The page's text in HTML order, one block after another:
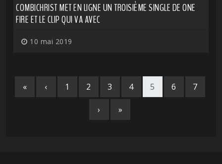
COMBICHRIST MET EN LIGNE UN TROISIÈME SINGLE DE ONE
FIRE ET LE CLIP QUI VA AVEC
10 mai 2019
« ‹ 1 2 3 4 5 6 7
› »